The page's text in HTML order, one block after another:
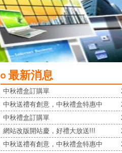
最新消息
中秋禮盒訂購單
中秋送禮有創意，中秋禮盒特惠中
中秋禮盒訂購單
網站改版開站慶，好禮大放送!!!
中秋送禮有創意，中秋禮盒特惠中